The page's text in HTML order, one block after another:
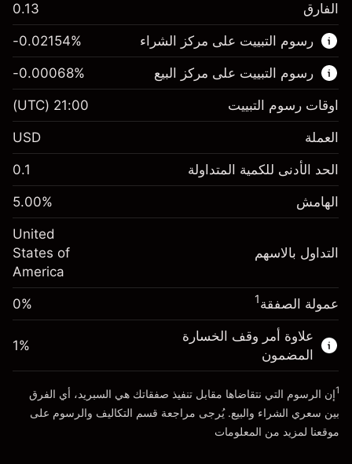
هذا السوق المالي متاح للتداول من خلال عقود
الفروقات.
اعرف المزيد عن:
عقود الفروقات
الفارق 0.13
رسوم التبييت على مركز الشراء
الهامش. استثمارك $1,000.00
-0.02154
%
(-$4.31)
المال من الرافعة المالية ~
الذهاب إلى المنصة
-0.02154%
رسوم التبييت على مركز البيع
الهامش. استثمارك $1,000.00
-0.000682
%
(-$0.14)
المال من الرافعة المالية ~$19,000.00
الذهاب إلى المنصة
-0.00068%
اوقات رسوم التبييت 21:00
(UTC)
العملة USD
الحد الأدنى للكمية المتداولة 0.1
الهامش 5.00%
التداول بالاسهم
United
States of
America
عمولة الصفقة1
0%
علاوة أمر وقف الخسارة
المضمون
1%
1إن الرسوم التي نتقاضاها مقابل تنفيذ صفقاتك هي السبريد، أي الفرق
بين سعري الشراء والبيع. يُرجى مراجعة قسم التكاليف والرسوم على
موقعنا لمزيد من المعلومات